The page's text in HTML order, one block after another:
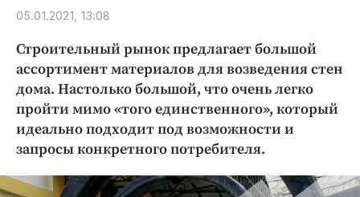
Авто и транспорт
Культура
Недвижимость и ЖКХ
Образование
Общество
Погода
05.01.2021, 13:08
Строительный рынок предлагает большой
ассортимент материалов для возведения стен
дома. Настолько большой, что очень легко
пройти мимо «того единственного», который
идеально подходит под возможности и
запросы конкретного потребителя.